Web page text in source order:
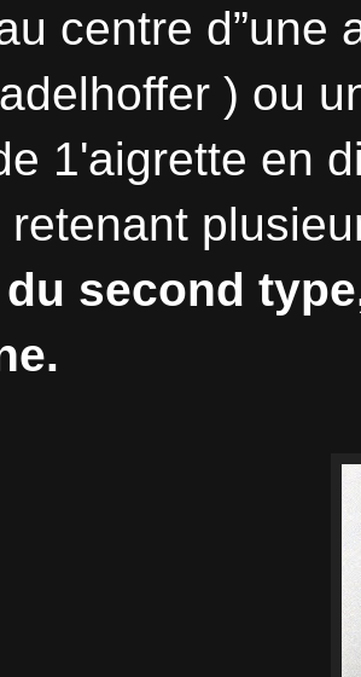
centre d”une
) ou
1'aigrette en
retenant
second